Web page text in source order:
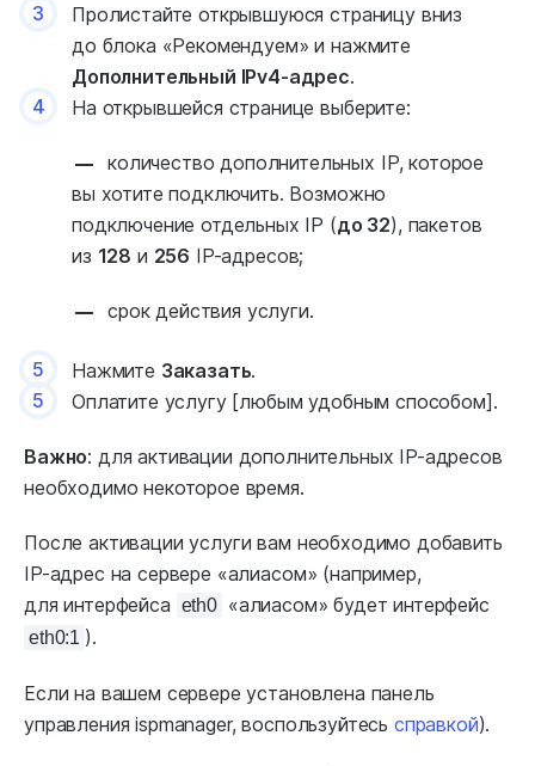
3
Пролистайте открывшуюся страницу вниз
до блока «Рекомендуем» и нажмите
Дополнительный IPv4-адрес.
4
На открывшейся странице выберите:
количество дополнительных IP, которое
вы хотите подключить. Возможно
подключение отдельных IP (до 32), пакетов
из 128 и 256 IP-адресов;
срок действия услуги.
5 Нажмите Заказать.
5
Оплатите услугу [любым удобным способом].
Важно: для активации дополнительных IP-адресов
необходимо некоторое время.
После активации услуги вам необходимо добавить
IP-адрес на сервере «алиасом» (например,
для интерфейса eth0 «алиасом» будет интерфейс
eth0:1 ).
Если на вашем сервере установлена панель
управления ispmanager, воспользуйтесь справкой).